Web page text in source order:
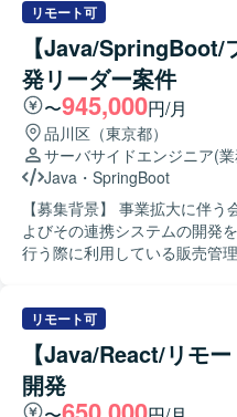
ジションとして、状況に応じて主体的に動い
の工程を自走して遂行でき
も、自ら課題を発見し主体
進められる方にマッチするポジションです。 【ポジションの魅力
発から運用保守まで一貫して
続的なスキルアップが可能で
開発・運用まで幅広い経験を積むことができます。 【
いたWebシステムの開発環境
スキルに応じて担当いただく
リモート可
【Java/SpringBoot/
発リーダー案件
〜945,000円/月
品川区（東京都）
サーバサイドエンジニア(
Java ・ SpringBoot
【募集背景】 事業拡大に伴
よびその連携システムの開発を進めるための募集で
行う際に利用している販売管
問わず開発作業を行ってい
がら課題の整理や解決に取り組んでいただきます。
し自走できる方、課題に真
方を求めています。アーキテ
行でき、顧客への価値貢献に
リモート可
【Java/React/リモ
開発